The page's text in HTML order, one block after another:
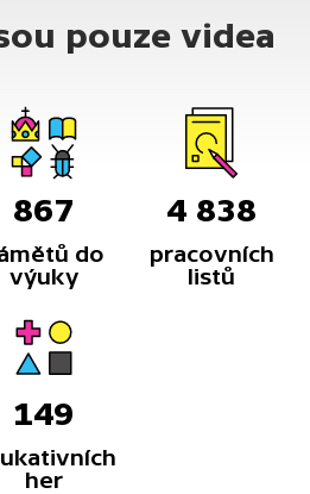
pouze videa
867
do
výuky
4 838
pracovních
listů
149
her